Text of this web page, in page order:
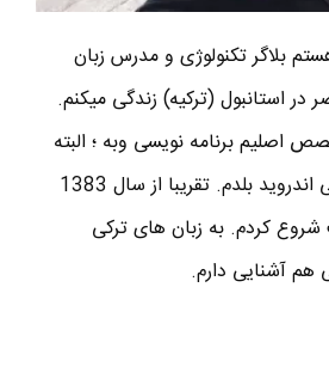
بلاگر تکنولوژی و مدرس زبان
در استانبول (ترکیه) زندگی میکنم.
اصلیم برنامه نویسی وبه ؛ البته
کمی هم برنامه نویسی اندروید بلدم. تقریبا از سال 1383
شروع کردم. به زبان های ترکی
هم آشنایی دارم.